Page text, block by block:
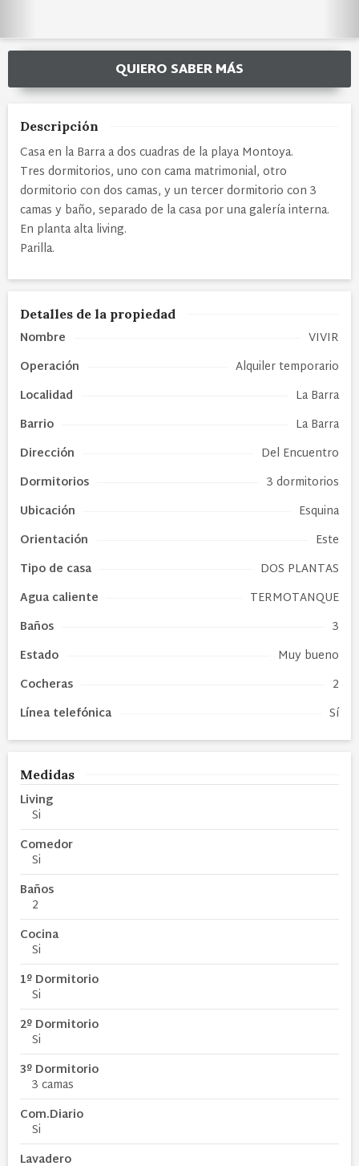
QUIERO SABER MÁS
Descripción
Casa en la Barra a dos cuadras de la playa Montoya.
Tres dormitorios, uno con cama matrimonial, otro
dormitorio con dos camas, y un tercer dormitorio con 3
camas y baño, separado de la casa por una galería interna.
En planta alta living.
Parilla.
Detalles de la propiedad
Nombre
VIVIR
Operación
Alquiler temporario
Localidad
La Barra
Barrio
La Barra
Dirección
Del Encuentro
Dormitorios
3 dormitorios
Ubicación
Esquina
Orientación
Este
Tipo de casa
DOS PLANTAS
Agua caliente
TERMOTANQUE
Baños
3
Estado
Muy bueno
Cocheras
2
Línea telefónica
Sí
Medidas
Living
Si
Comedor
Si
Baños
2
Cocina
Si
1º Dormitorio
Si
2º Dormitorio
Si
3º Dormitorio
3 camas
Com.Diario
Si
Lavadero